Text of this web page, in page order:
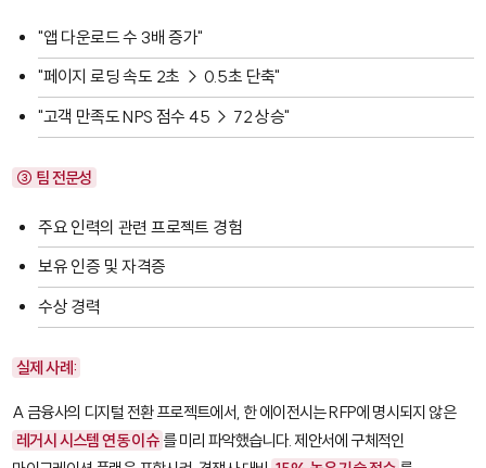
"앱 다운로드 수 3배 증가"
"페이지 로딩 속도 2초 → 0.5초 단축"
"고객 만족도 NPS 점수 45 → 72 상승"
③ 팀 전문성
주요 인력의 관련 프로젝트 경험
보유 인증 및 자격증
수상 경력
실제 사례:
A 금융사의 디지털 전환 프로젝트에서, 한 에이전시는 RFP에 명시되지 않은
레거시 시스템 연동 이슈 를 미리 파악했습니다. 제안서에 구체적인